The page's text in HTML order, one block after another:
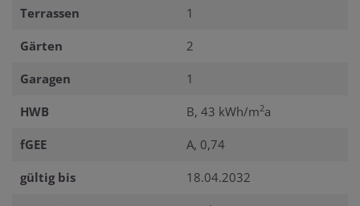
Terrassen 1
Gärten 2
Garagen 1
HWB B, 43 kWh/m2a
fGEE A, 0,74
gültig bis 18.04.2032